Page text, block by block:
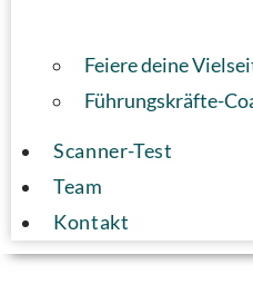
Feiere deine
Führungskräfte-
Scanner-Test
Team
Kontakt